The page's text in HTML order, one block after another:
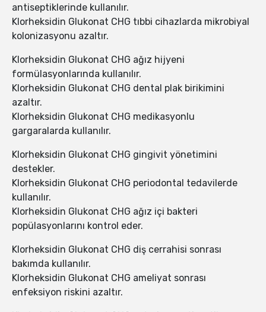
antiseptiklerinde kullanılır.
Klorheksidin Glukonat CHG tıbbi cihazlarda mikrobiyal
kolonizasyonu azaltır.
Klorheksidin Glukonat CHG ağız hijyeni
formülasyonlarında kullanılır.
Klorheksidin Glukonat CHG dental plak birikimini
azaltır.
Klorheksidin Glukonat CHG medikasyonlu
gargaralarda kullanılır.
Klorheksidin Glukonat CHG gingivit yönetimini
destekler.
Klorheksidin Glukonat CHG periodontal tedavilerde
kullanılır.
Klorheksidin Glukonat CHG ağız içi bakteri
popülasyonlarını kontrol eder.
Klorheksidin Glukonat CHG diş cerrahisi sonrası
bakımda kullanılır.
Klorheksidin Glukonat CHG ameliyat sonrası
enfeksiyon riskini azaltır.